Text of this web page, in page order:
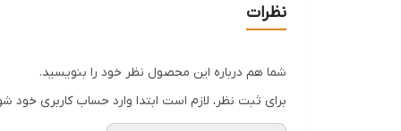
نظرات
شما هم درباره این محصول نظر خود را بنویسید.
برای ثبت نظر، لازم است ابتدا وارد حساب کاربری خود